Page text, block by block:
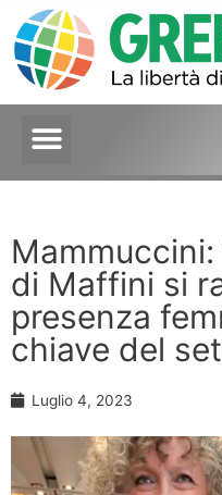
Mammuccini:
di Maffini si
presenza
chiave del
Luglio 4, 2023